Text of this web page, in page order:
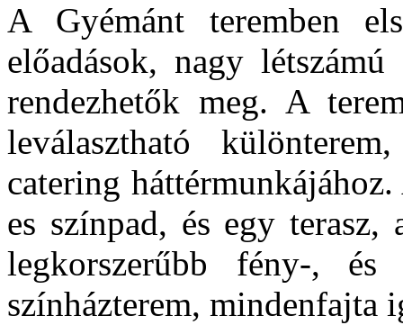
A Gyémánt teremben
előadások, nagy
rendezhetők meg. A
leválasztható
catering
es színpad, és egy
legkorszerűbb fény-, és
színházterem, mindenfajta